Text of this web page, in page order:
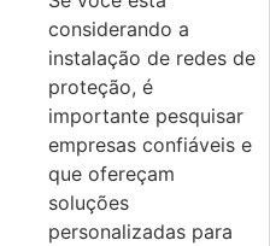
considerando a
instalação de redes de
proteção, é
importante pesquisar
empresas confiáveis e
que ofereçam
soluções
personalizadas para